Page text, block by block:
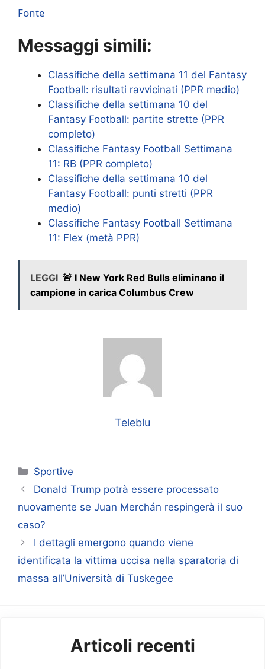
Fonte
Messaggi simili:
Classifiche della settimana 11 del Fantasy
Football: risultati ravvicinati (PPR medio)
Classifiche della settimana 10 del
Fantasy Football: partite strette (PPR
completo)
Classifiche Fantasy Football Settimana
11: RB (PPR completo)
Classifiche della settimana 10 del
Fantasy Football: punti stretti (PPR
medio)
Classifiche Fantasy Football Settimana
11: Flex (metà PPR)
LEGGI 🚨 I New York Red Bulls eliminano il
campione in carica Columbus Crew
Teleblu
Categorie
Sportive
Donald Trump potrà essere processato
nuovamente se Juan Merchán respingerà il suo
caso?
I dettagli emergono quando viene
identificata la vittima uccisa nella sparatoria di
massa all’Università di Tuskegee
Articoli recenti